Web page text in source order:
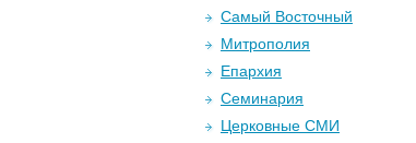
Самый Восточный
Митрополия
Епархия
Семинария
Церковные СМИ